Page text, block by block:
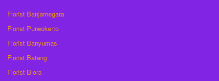
Florist Banjarnegara
Florist Purwokerto
Florist Banyumas
Florist Batang
Florist Blora